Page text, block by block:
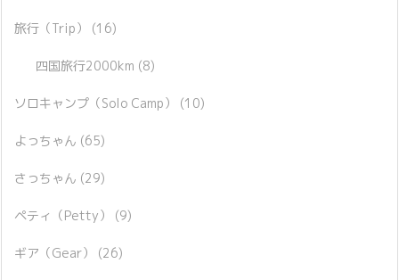
旅行（Trip） (16)
四国旅行2000km (8)
ソロキャンプ（Solo Camp） (10)
よっちゃん (65)
さっちゃん (29)
ペティ（Petty） (9)
ギア（Gear） (26)